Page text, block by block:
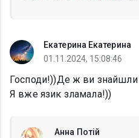
Екатерина Екатерина
01.11.2024, 15:08:46
Господи!))Де ж ви знайшли
Я вже язик зламала!))
Анна Потій